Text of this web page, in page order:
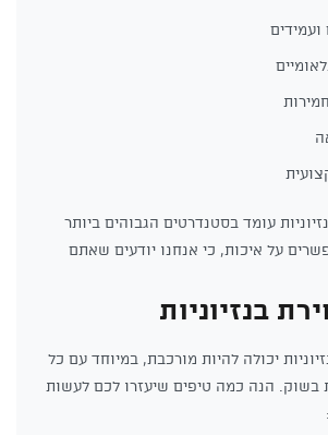
ועמידים
עומד בסטנדרטים הגבוהים ביותר
על איכות, כי אנחנו יודעים שאתם
בנזיוניות
יכולה להיות מורכבת, במיוחד עם כל
בשוק. הנה כמה טיפים שיעזרו לכם לעשות